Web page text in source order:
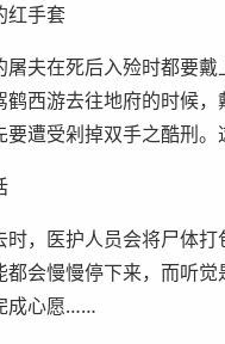
红手套
夫在死后入殓时都要
鹤西游去往地府的时候
遭受剁掉双手之酷刑。
时，医护人员会将尸体
会慢慢停下来，而听
成心愿……